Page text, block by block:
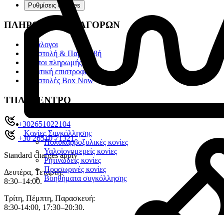
Κονίες Συγκόλλησης
Πολυκαρβοξυλικές κονίες
Υαλοϊονομερείς κονίες
Ρητινώδεις κονίες
Προσωρινές κονίες
Βοηθήματα συγκόλλησης
Ρυθμίσεις cookies
ΠΛΗΡΟΦΟΡΙΕΣ ΑΓΟΡΩΝ
Κατάλογοι
Αποστολή & Παραλαβή
Τρόποι πληρωμής
Πολιτική επιστροφών
Αποστολές Box Now
ΤΗΛ. ΚΕΝΤΡΟ
+302651022104
+30 26510 71321
Standard charges apply
Δευτέρα, Τετάρτη:
8:30–14:00.
Τρίτη, Πέμπτη, Παρασκευή:
8:30-14:00, 17:30–20:30.